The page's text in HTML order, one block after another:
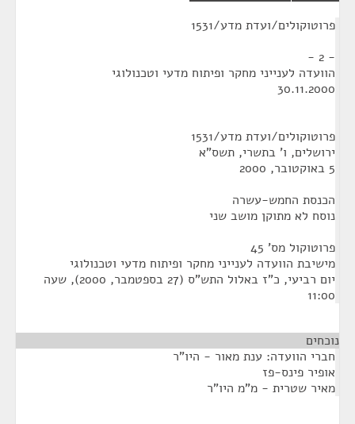
פרוטוקולים/ועדת מדע/1531
- 2 -
הוועדה לענייני מחקר ופיתוח מדעי וטכנולוגי
פרוטוקולים/ועדת מדע/1531
ירושלים, ו' בתשרי, תשס"א
5 באוקטובר, 2000
הכנסת החמש-עשרה
נוסח לא מתוקן מושב שני
פרוטוקול מס' 45
מישיבת הוועדה לענייני מחקר ופיתוח מדעי וטכנולוגי
‏יום רביעי, כ"ז באלול התש"ס (27 בספטמבר, 2000), שעה
11:00
נוכחים
חברי הוועדה: ענת מאור - היו"ר
אופיר פינס-פז
מאיר שטרית - מ"מ היו"ר